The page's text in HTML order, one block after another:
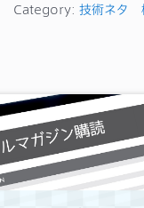
Category: 技術ネタ